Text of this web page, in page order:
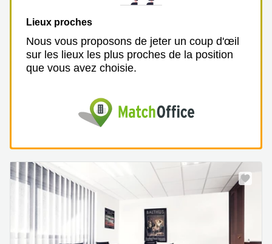
Lieux proches
Nous vous proposons de jeter un coup d'œil
sur les lieux les plus proches de la position
que vous avez choisie.